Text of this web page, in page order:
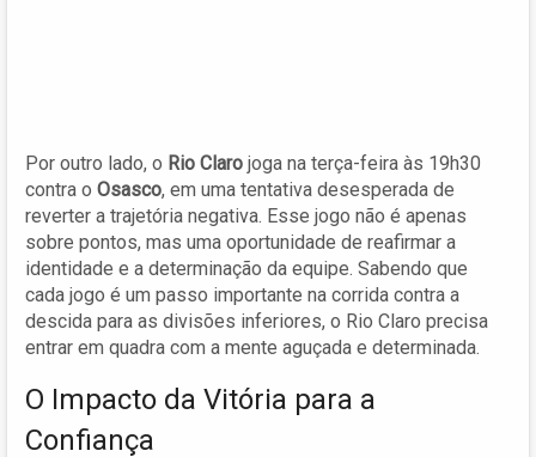
Por outro lado, o Rio Claro joga na terça-feira às 19h30
contra o Osasco, em uma tentativa desesperada de
reverter a trajetória negativa. Esse jogo não é apenas
sobre pontos, mas uma oportunidade de reafirmar a
identidade e a determinação da equipe. Sabendo que
cada jogo é um passo importante na corrida contra a
descida para as divisões inferiores, o Rio Claro precisa
entrar em quadra com a mente aguçada e determinada.
O Impacto da Vitória para a
Confiança